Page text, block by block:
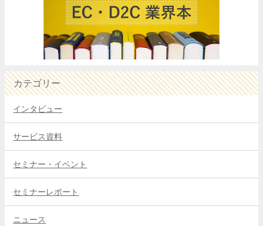
カテゴリー
インタビュー
サービス資料
セミナー・イベント
セミナーレポート
ニュース